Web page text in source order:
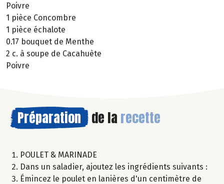
Poivre
1 pièce Concombre
1 pièce échalote
0.17 bouquet de Menthe
2 c. à soupe de Cacahuète
Poivre
Préparation de la recette
POULET & MARINADE
Dans un saladier, ajoutez les ingrédients suivants :
Émincez le poulet en lanières d'un centimètre de